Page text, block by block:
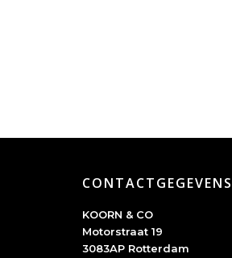
CONTACTGEGEVENS
KOORN & CO
Motorstraat 19
3083AP Rotterdam